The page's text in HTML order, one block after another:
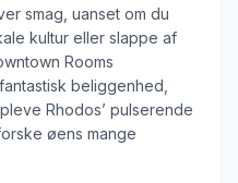
smag, uanset om du
kultur eller slappe af
Rooms
beliggenhed,
Rhodos’ pulserende
øens mange